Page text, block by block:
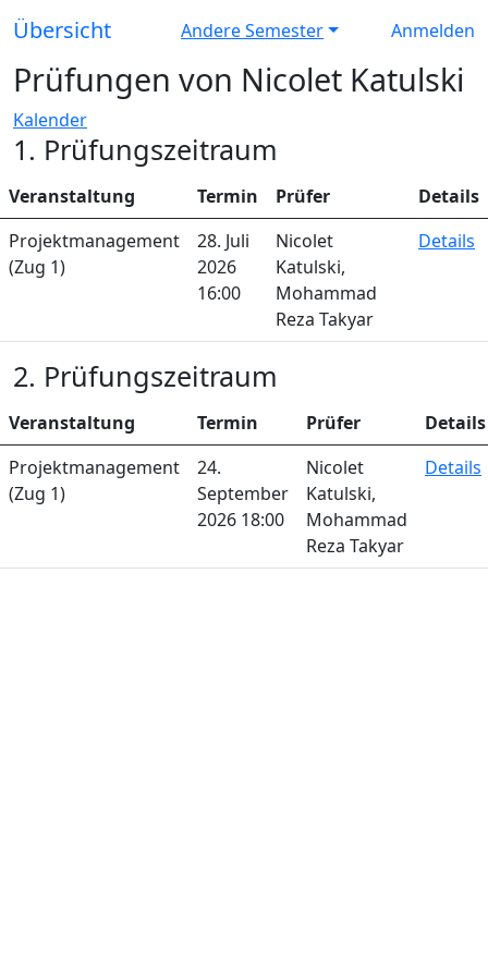
Übersicht Andere Semester Anmelden
Prüfungen von Nicolet Katulski
Kalender
1. Prüfungszeitraum
Veranstaltung Termin Prüfer
Details
Projektmanagement
(Zug 1)
28. Juli
2026
16:00
Nicolet
Katulski,
Mohammad
Reza Takyar
Details
2. Prüfungszeitraum
Veranstaltung Termin Prüfer
Details
Projektmanagement
(Zug 1)
24.
September
2026 18:00
Nicolet
Katulski,
Mohammad
Reza Takyar
Details